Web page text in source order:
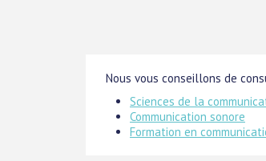
Nous vous conseillons de
Sciences de la
Communication sonore
Formation en